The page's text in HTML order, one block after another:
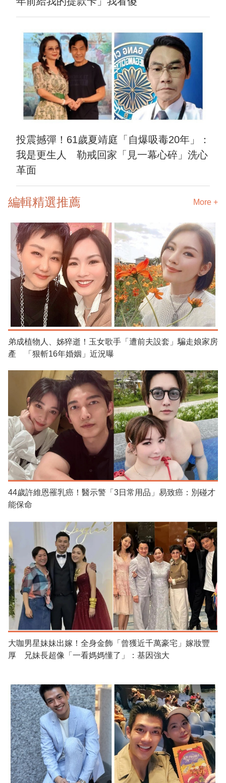
投震撼彈！61歲夏靖庭「自爆吸毒20年」：
我是更生人 勒戒回家「見一幕心碎」洗心
革面
編輯精選推薦 More +
弟成植物人、姊猝逝！玉女歌手「遭前夫設套」騙走娘家房
產 「狠斬16年婚姻」近況曝
44歲許維恩罹乳癌！醫示警「3日常用品」易致癌：別碰才
能保命
大咖男星妹妹出嫁！全身金飾「曾獲近千萬豪宅」嫁妝豐
厚 兄妹長超像「一看媽媽懂了」：基因強大